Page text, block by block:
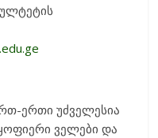
ერთი უძველესია
ველები და